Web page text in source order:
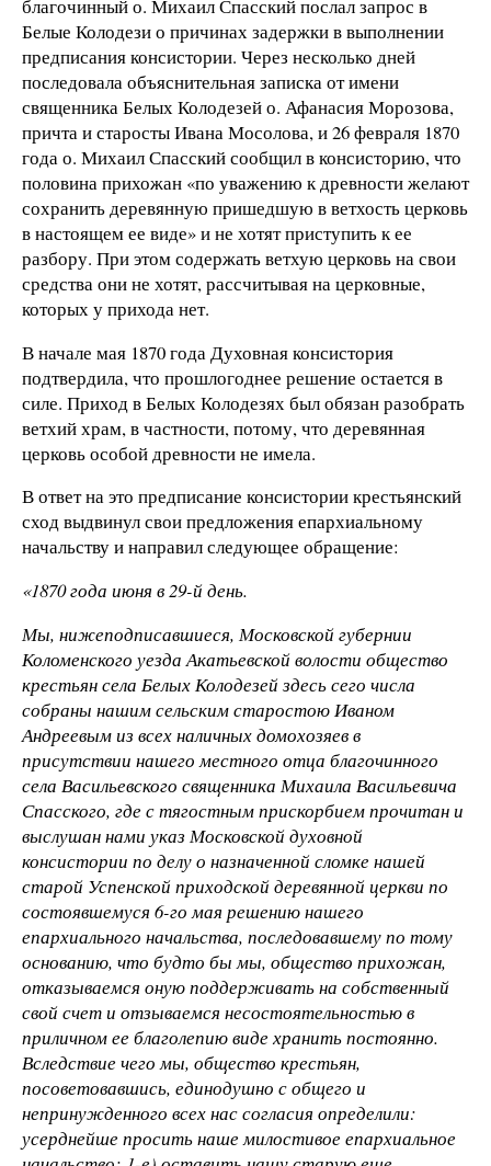
благочинный о. Михаил Спасский послал запрос в
Белые Колодези о причинах задержки в выполнении
предписания консистории. Через несколько дней
последовала объяснительная записка от имени
священника Белых Колодезей о. Афанасия Морозова,
причта и старосты Ивана Мосолова, и 26 февраля 1870
года о. Михаил Спасский сообщил в консисторию, что
половина прихожан «по уважению к древности желают
сохранить деревянную пришедшую в ветхость церковь
в настоящем ее виде» и не хотят приступить к ее
разбору. При этом содержать ветхую церковь на свои
средства они не хотят, рассчитывая на церковные,
которых у прихода нет.
В начале мая 1870 года Духовная консистория
подтвердила, что прошлогоднее решение остается в
силе. Приход в Белых Колодезях был обязан разобрать
ветхий храм, в частности, потому, что деревянная
церковь особой древности не имела.
В ответ на это предписание консистории крестьянский
сход выдвинул свои предложения епархиальному
начальству и направил следующее обращение:
«1870 года июня в 29-й день.
Мы, нижеподписавшиеся, Московской губернии
Коломенского уезда Акатьевской волости общество
крестьян села Белых Колодезей здесь сего числа
собраны нашим сельским старостою Иваном
Андреевым из всех наличных домохозяев в
присутствии нашего местного отца благочинного
села Васильевского священника Михаила Васильевича
Спасского, где с тягостным прискорбием прочитан и
выслушан нами указ Московской духовной
консистории по делу о назначенной сломке нашей
старой Успенской приходской деревянной церкви по
состоявшемуся 6-го мая решению нашего
епархиального начальства, последовавшему по тому
основанию, что будто бы мы, общество прихожан,
отказываемся оную поддерживать на собственный
свой счет и отзываемся несостоятельностью в
приличном ее благолепию виде хранить постоянно.
Вследствие чего мы, общество крестьян,
посоветовавшись, единодушно с общего и
непринужденного всех нас согласия определили:
усерднейше просить наше милостивое епархиальное